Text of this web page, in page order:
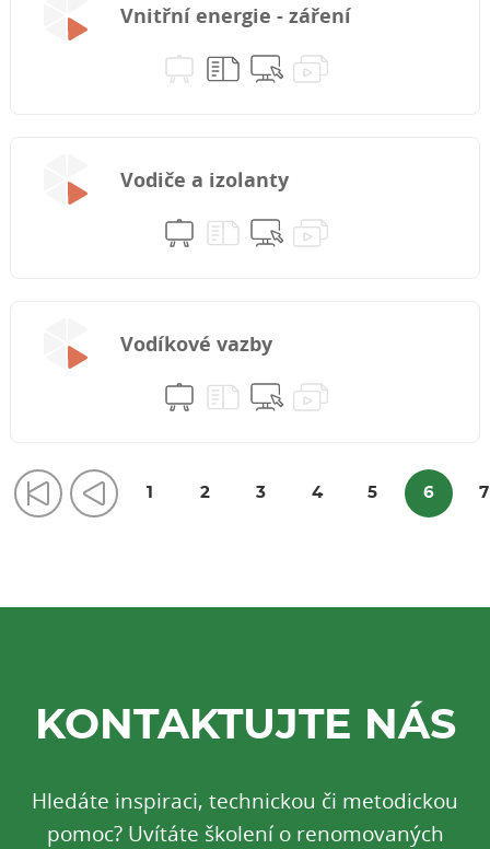
Vnitřní energie - záření
Vodiče a izolanty
Vodíkové vazby
1 2 3 4 5 6 7
KONTAKTUJTE NÁS
Hledáte inspiraci, technickou či metodickou
pomoc? Uvítáte školení o renomovaných